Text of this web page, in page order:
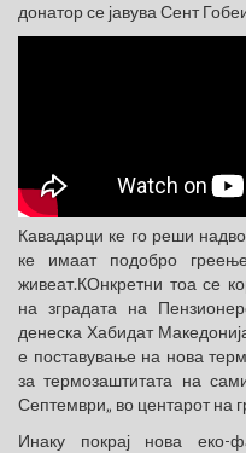
донатор се јавува Сент
Кавадарци ке го реши
ке имаат подобро
живеат.КОнкретни тоа се
на зградата на
денеска Хабидат
е поставување на нова
за термозаштитата на
Септември„ во центарот на
Инаку покрај нова